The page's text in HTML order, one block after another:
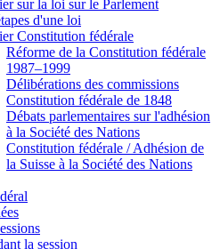
sur la loi sur le Parlement
d'une loi
Constitution fédérale
Réforme de la Constitution fédérale
1987–1999
Délibérations des commissions
Constitution fédérale de 1848
Débats parlementaires sur l'adhésion
à la Société des Nations
Constitution fédérale / Adhésion de
la Suisse à la Société des Nations
la session